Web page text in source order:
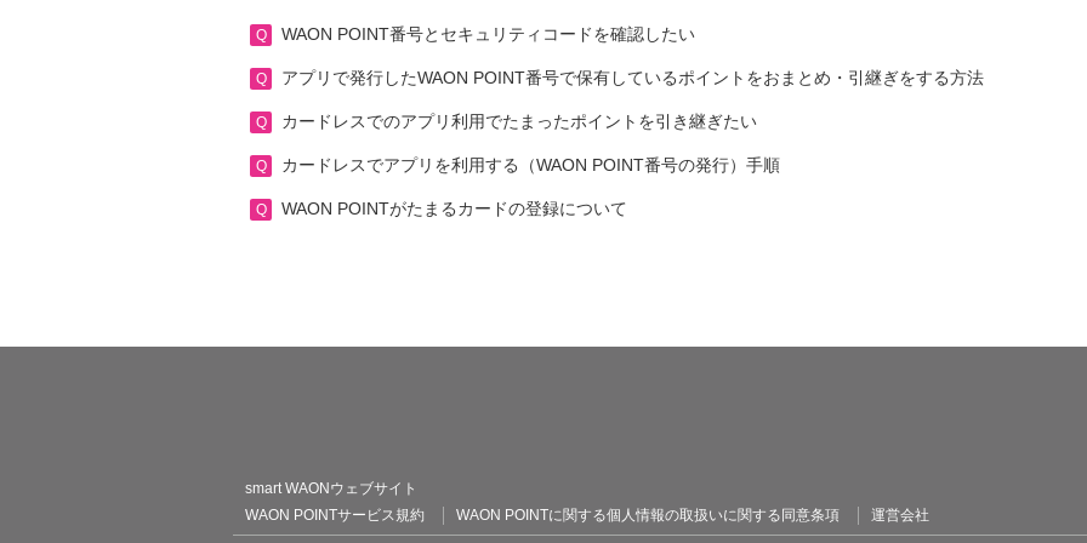
WAON POINT番号とセキュリティコードを確認したい
アプリで発行したWAON POINT番号で保有しているポイントをおまとめ・引継ぎをする方法
カードレスでのアプリ利用でたまったポイントを引き継ぎたい
カードレスでアプリを利用する（WAON POINT番号の発行）手順
WAON POINTがたまるカードの登録について
WAON POINT
smart WAONウェブサイト
WAON POINTサービス規約
WAON POINTに関する個人情報の取扱いに関する同意条項 運営会社